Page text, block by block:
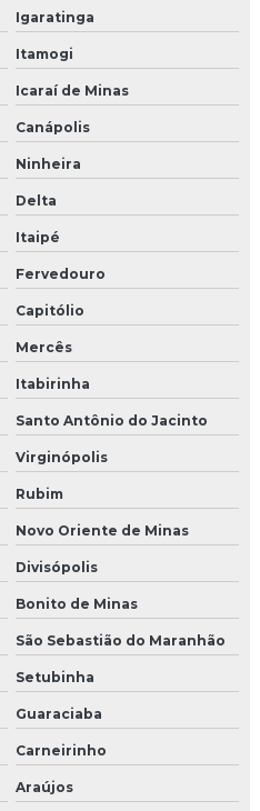
Igaratinga
Itamogi
Icaraí de Minas
Canápolis
Ninheira
Delta
Itaipé
Fervedouro
Capitólio
Mercês
Itabirinha
Santo Antônio do Jacinto
Virginópolis
Rubim
Novo Oriente de Minas
Divisópolis
Bonito de Minas
São Sebastião do Maranhão
Setubinha
Guaraciaba
Carneirinho
Araújos